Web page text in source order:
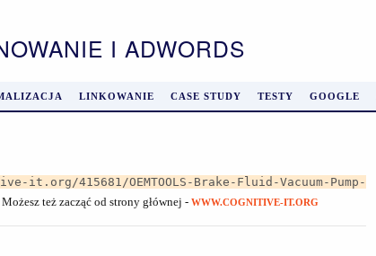
I ADWORDS
LINKOWANIE CASE STUDY TESTY GOOGLE
it.org/415681/OEMTOOLS-Brake-Fluid-Vacuum-Pump-
też zacząć od strony głównej - WWW.COGNITIVE-IT.ORG